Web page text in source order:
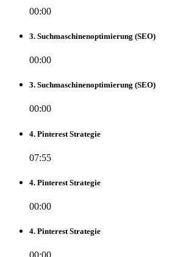
00:00
3. Suchmaschinenoptimierung (SEO)
00:00
3. Suchmaschinenoptimierung (SEO)
00:00
4. Pinterest Strategie
07:55
4. Pinterest Strategie
00:00
4. Pinterest Strategie